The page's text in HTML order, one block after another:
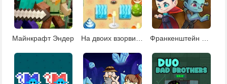
Майнкрафт Эндер На двоих взорви это 9 Франкенштейн и Дракула